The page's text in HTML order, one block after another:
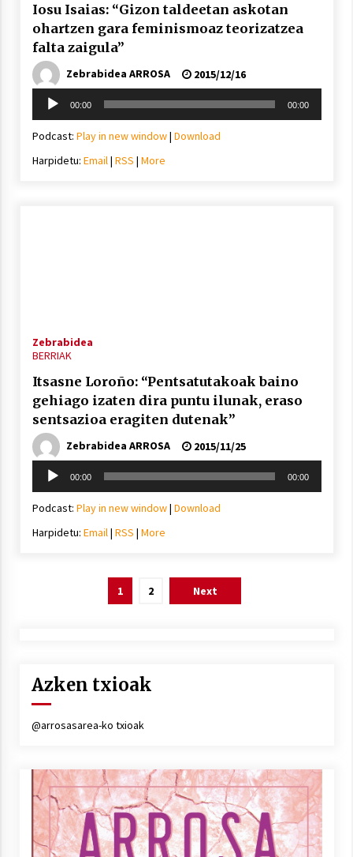
Iosu Isaias: “Gizon taldeetan askotan
ohartzen gara feminismoaz teorizatzea
falta zaigula”
Zebrabidea ARROSA
2015/12/16
Soinu
erreproduzigailua
00:00 00:00
Podcast: Play in new window| Download
Harpidetu: Email| RSS | More
Zebrabidea
BERRIAK
Itsasne Loroño: “Pentsatutakoak baino
gehiago izaten dira puntu ilunak, eraso
sentsazioa eragiten dutenak”
Zebrabidea ARROSA
2015/11/25
Soinu
erreproduzigailua
00:00 00:00
Podcast: Play in new window| Download
Harpidetu: Email| RSS | More
1 2 Next
Azken txioak
@arrosasarea-ko txioak